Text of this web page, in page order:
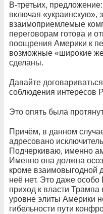
В-третьих,
включая «украинскую»,
взаимоприемлемые
переговорам готова и
поощрения Америки к
возможные «широкие
сделаны.
Давайте
соблюдения интересов
Это опять была
Причём, в данном
адресовано
Подчеркиваю, именно
Именно она должна
кроме взаимовыгодной
неё нет. Это даже
приход к власти Трампа
уровне элиты Америки
гибельности пути